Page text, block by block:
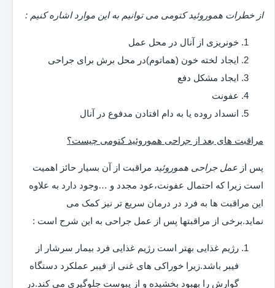
از خطرات هموروئید کتومی می توانیم به این موارد اشاره کنیم :
خونریزی از آنال در محل عمل
ایجاد لخته خون (هماتوم)در محل برش برای جراحی
ایجاد مشکل دفع
عفونت
انسداد روده یا به دام افتادن مدفوع در آنال
مراقبت های بعد از جراحی هموروئید کتومی چیست؟
پس از عمل جراحی هموروئید مراقبت از آن بسیار حائز اهمیت
است زیرا که احتمال عفونت،عود مجدد و …وجود دارد به علاوه
این مراقبت ها به فرد در درمان سریع تر نیز کمک می
نماید.برخی از مراقبتها پس از عمل جراحی به این شرح است :
رژیم غذایی بهتر است رژیم غذایی فرد بیمار سرشار از
فیبر باشد.زیرا خوراکی های غنی از فیبر عملکرد دستگاه
گوارش را بهبود بخشیده و از یبوست جلوگیری می کند.در